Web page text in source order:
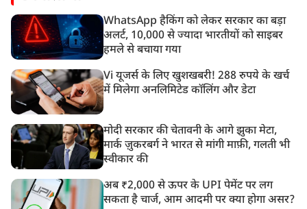
WhatsApp हैकिंग को लेकर सरकार का बड़ा
अलर्ट, 10,000 से ज्यादा भारतीयों को साइबर
हमले से बचाया गया
Vi यूजर्स के लिए खुशखबरी! 288 रुपये के खर्च
में मिलेगा अनलिमिटेड कॉलिंग और डेटा
मोदी सरकार की चेतावनी के आगे झुका मेटा,
मार्क ज़ुकरबर्ग ने भारत से मांगी माफ़ी, गलती भी
स्वीकार की
अब ₹2,000 से ऊपर के UPI पेमेंट पर लग
सकता है चार्ज, आम आदमी पर क्या होगा असर?